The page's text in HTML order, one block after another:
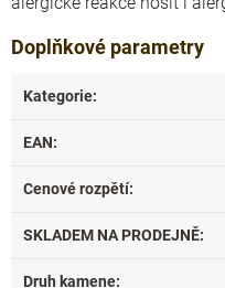
Doplňkové parametry
Kategorie:
EAN:
Cenové rozpětí:
SKLADEM NA PRODEJNĚ:
Druh kamene: